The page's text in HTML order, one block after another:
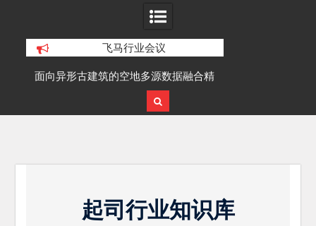
飞马行业会议
面向异形古建筑的空地多源数据融合精
细化三维重建研究
起司行业知识库